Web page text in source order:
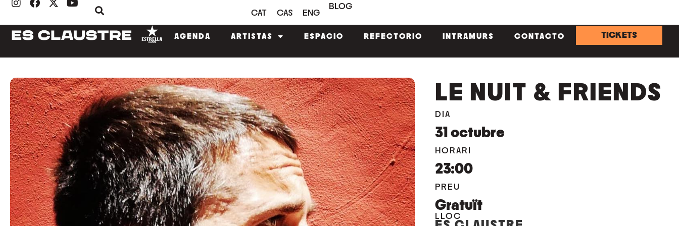
CAT CAS ENG
BLOG
AGENDA ARTISTAS ESPACIO REFECTORIO INTRAMURS CONTACTO TICKETS
LE NUIT & FRIENDS
DIA
31 octubre
HORARI
23:00
PREU
Gratuït
LLOC